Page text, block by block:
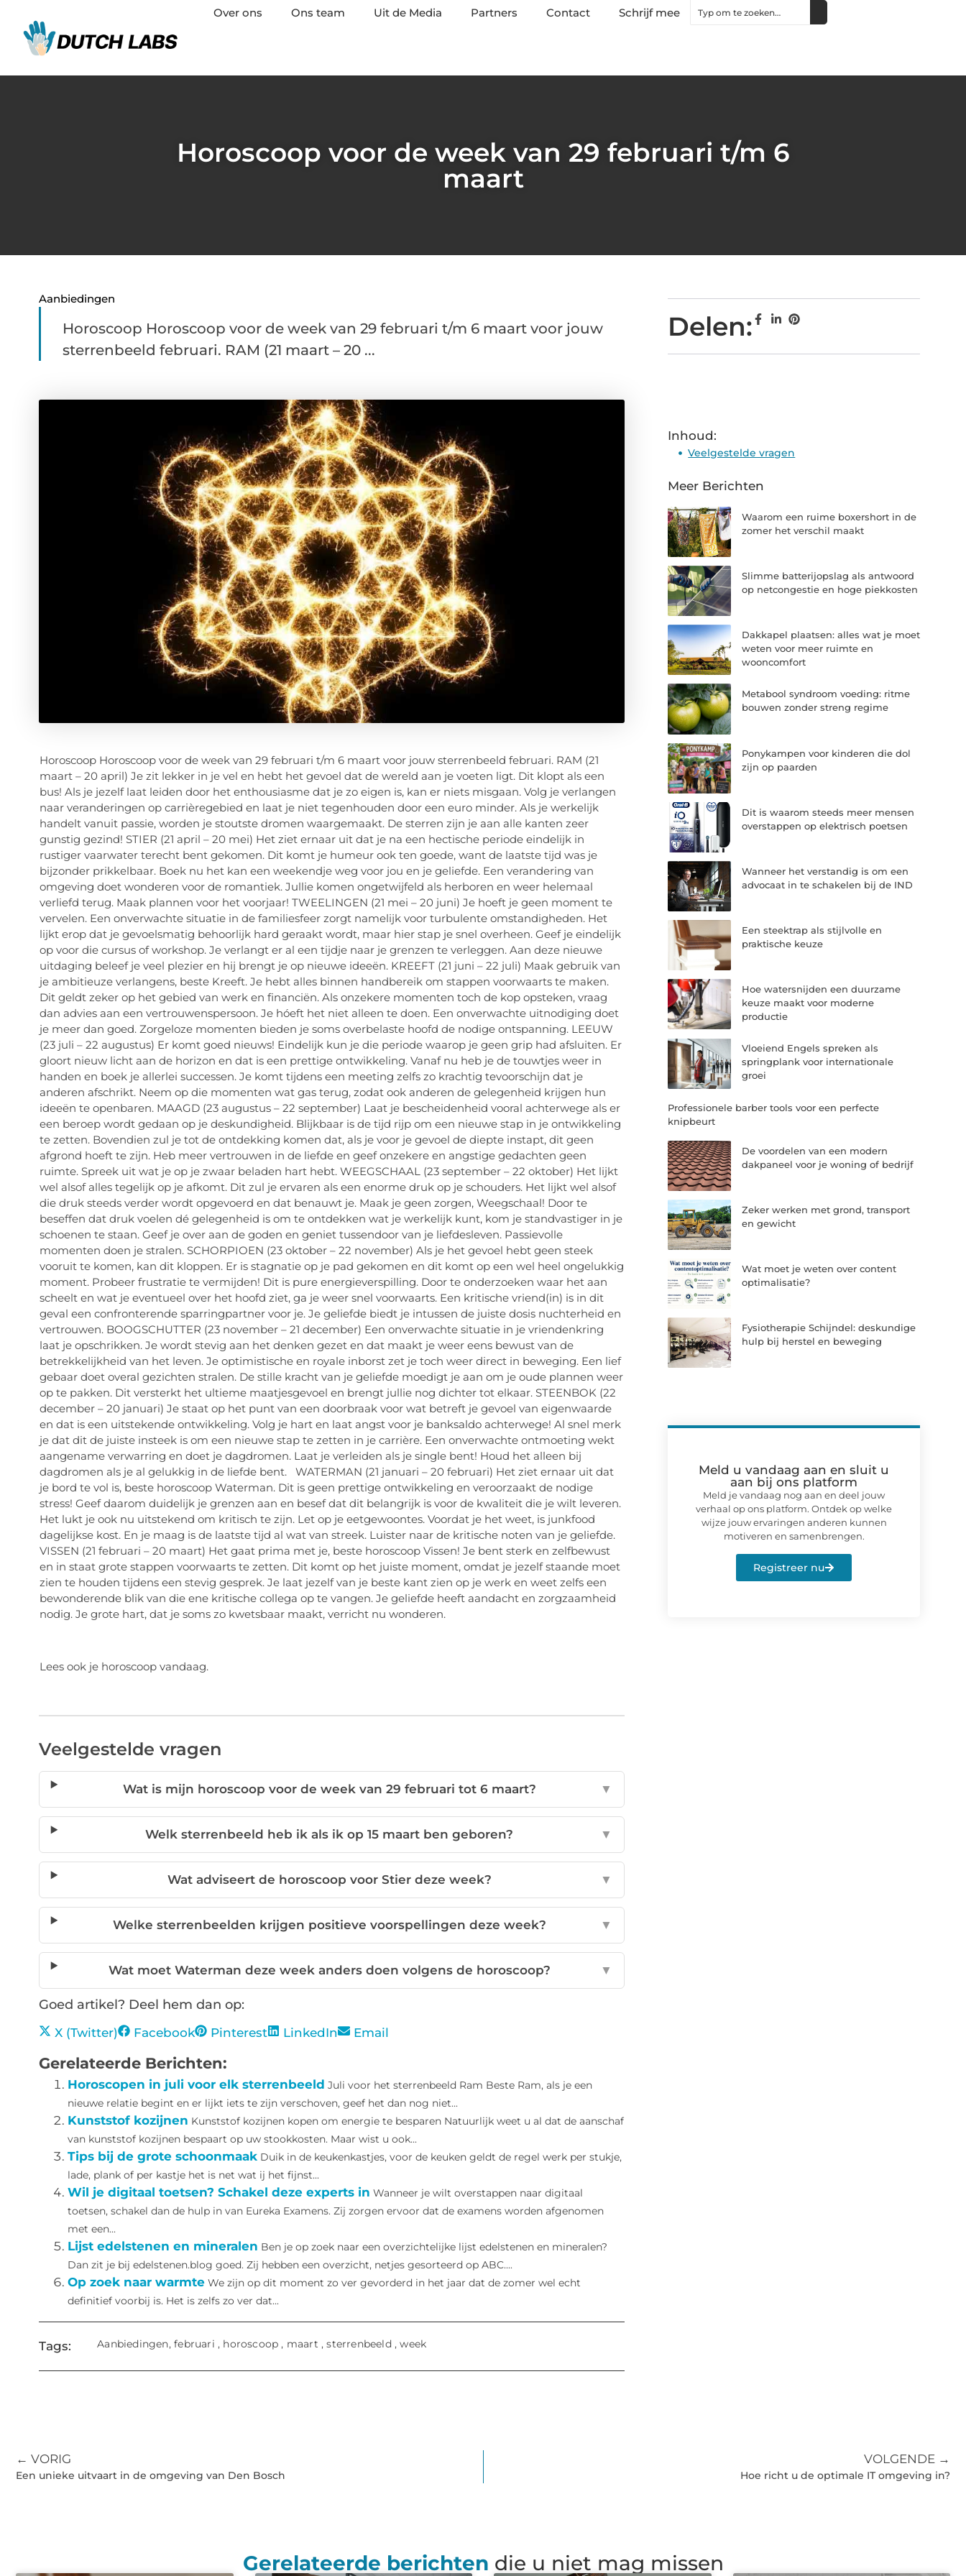
Over ons Ons team Uit de Media Partners Contact Schrijf mee
Horoscoop voor de week van 29 februari t/m 6
maart
Aanbiedingen
Horoscoop Horoscoop voor de week van 29 februari t/m 6 maart voor jouw
sterrenbeeld februari. RAM (21 maart – 20 ...
Horoscoop Horoscoop voor de week van 29 februari t/m 6 maart voor jouw sterrenbeeld februari. RAM (21
maart – 20 april) Je zit lekker in je vel en hebt het gevoel dat de wereld aan je voeten ligt. Dit klopt als een
bus! Als je jezelf laat leiden door het enthousiasme dat je zo eigen is, kan er niets misgaan. Volg je verlangen
naar veranderingen op carrièregebied en laat je niet tegenhouden door een euro minder. Als je werkelijk
handelt vanuit passie, worden je stoutste dromen waargemaakt. De sterren zijn je aan alle kanten zeer
gunstig gezind! STIER (21 april – 20 mei) Het ziet ernaar uit dat je na een hectische periode eindelijk in
rustiger vaarwater terecht bent gekomen. Dit komt je humeur ook ten goede, want de laatste tijd was je
bijzonder prikkelbaar. Boek nu het kan een weekendje weg voor jou en je geliefde. Een verandering van
omgeving doet wonderen voor de romantiek. Jullie komen ongetwijfeld als herboren en weer helemaal
verliefd terug. Maak plannen voor het voorjaar! TWEELINGEN (21 mei – 20 juni) Je hoeft je geen moment te
vervelen. Een onverwachte situatie in de familiesfeer zorgt namelijk voor turbulente omstandigheden. Het
lijkt erop dat je gevoelsmatig behoorlijk hard geraakt wordt, maar hier stap je snel overheen. Geef je eindelijk
op voor die cursus of workshop. Je verlangt er al een tijdje naar je grenzen te verleggen. Aan deze nieuwe
uitdaging beleef je veel plezier en hij brengt je op nieuwe ideeën. KREEFT (21 juni – 22 juli) Maak gebruik van
je ambitieuze verlangens, beste Kreeft. Je hebt alles binnen handbereik om stappen voorwaarts te maken.
Dit geldt zeker op het gebied van werk en financiën. Als onzekere momenten toch de kop opsteken, vraag
dan advies aan een vertrouwenspersoon. Je hóeft het niet alleen te doen. Een onverwachte uitnodiging doet
je meer dan goed. Zorgeloze momenten bieden je soms overbelaste hoofd de nodige ontspanning. LEEUW
(23 juli – 22 augustus) Er komt goed nieuws! Eindelijk kun je die periode waarop je geen grip had afsluiten. Er
gloort nieuw licht aan de horizon en dat is een prettige ontwikkeling. Vanaf nu heb je de touwtjes weer in
handen en boek je allerlei successen. Je komt tijdens een meeting zelfs zo krachtig tevoorschijn dat je
anderen afschrikt. Neem op die momenten wat gas terug, zodat ook anderen de gelegenheid krijgen hun
ideeën te openbaren. MAAGD (23 augustus – 22 september) Laat je bescheidenheid vooral achterwege als er
een beroep wordt gedaan op je deskundigheid. Blijkbaar is de tijd rijp om een nieuwe stap in je ontwikkeling
te zetten. Bovendien zul je tot de ontdekking komen dat, als je voor je gevoel de diepte instapt, dit geen
afgrond hoeft te zijn. Heb meer vertrouwen in de liefde en geef onzekere en angstige gedachten geen
ruimte. Spreek uit wat je op je zwaar beladen hart hebt. WEEGSCHAAL (23 september – 22 oktober) Het lijkt
wel alsof alles tegelijk op je afkomt. Dit zul je ervaren als een enorme druk op je schouders. Het lijkt wel alsof
die druk steeds verder wordt opgevoerd en dat benauwt je. Maak je geen zorgen, Weegschaal! Door te
beseffen dat druk voelen dé gelegenheid is om te ontdekken wat je werkelijk kunt, kom je standvastiger in je
schoenen te staan. Geef je over aan de goden en geniet tussendoor van je liefdesleven. Passievolle
momenten doen je stralen. SCHORPIOEN (23 oktober – 22 november) Als je het gevoel hebt geen steek
vooruit te komen, kan dit kloppen. Er is stagnatie op je pad gekomen en dit komt op een wel heel ongelukkig
moment. Probeer frustratie te vermijden! Dit is pure energieverspilling. Door te onderzoeken waar het aan
scheelt en wat je eventueel over het hoofd ziet, ga je weer snel voorwaarts. Een kritische vriend(in) is in dit
geval een confronterende sparringpartner voor je. Je geliefde biedt je intussen de juiste dosis nuchterheid en
vertrouwen. BOOGSCHUTTER (23 november – 21 december) Een onverwachte situatie in je vriendenkring
laat je opschrikken. Je wordt stevig aan het denken gezet en dat maakt je weer eens bewust van de
betrekkelijkheid van het leven. Je optimistische en royale inborst zet je toch weer direct in beweging. Een lief
gebaar doet overal gezichten stralen. De stille kracht van je geliefde moedigt je aan om je oude plannen weer
op te pakken. Dit versterkt het ultieme maatjesgevoel en brengt jullie nog dichter tot elkaar. STEENBOK (22
december – 20 januari) Je staat op het punt van een doorbraak voor wat betreft je gevoel van eigenwaarde
en dat is een uitstekende ontwikkeling. Volg je hart en laat angst voor je banksaldo achterwege! Al snel merk
je dat dit de juiste insteek is om een nieuwe stap te zetten in je carrière. Een onverwachte ontmoeting wekt
aangename verwarring en doet je dagdromen. Laat je verleiden als je single bent! Houd het alleen bij
dagdromen als je al gelukkig in de liefde bent. WATERMAN (21 januari – 20 februari) Het ziet ernaar uit dat
je bord te vol is, beste horoscoop Waterman. Dit is geen prettige ontwikkeling en veroorzaakt de nodige
stress! Geef daarom duidelijk je grenzen aan en besef dat dit belangrijk is voor de kwaliteit die je wilt leveren.
Het lukt je ook nu uitstekend om kritisch te zijn. Let op je eetgewoontes. Voordat je het weet, is junkfood
dagelijkse kost. En je maag is de laatste tijd al wat van streek. Luister naar de kritische noten van je geliefde.
VISSEN (21 februari – 20 maart) Het gaat prima met je, beste horoscoop Vissen! Je bent sterk en zelfbewust
en in staat grote stappen voorwaarts te zetten. Dit komt op het juiste moment, omdat je jezelf staande moet
zien te houden tijdens een stevig gesprek. Je laat jezelf van je beste kant zien op je werk en weet zelfs een
bewonderende blik van die ene kritische collega op te vangen. Je geliefde heeft aandacht en zorgzaamheid
nodig. Je grote hart, dat je soms zo kwetsbaar maakt, verricht nu wonderen.
Lees ook je horoscoop vandaag.
Veelgestelde vragen
Wat is mijn horoscoop voor de week van 29 februari tot 6 maart? ▼
Welk sterrenbeeld heb ik als ik op 15 maart ben geboren? ▼
Wat adviseert de horoscoop voor Stier deze week? ▼
Welke sterrenbeelden krijgen positieve voorspellingen deze week? ▼
Wat moet Waterman deze week anders doen volgens de horoscoop? ▼
Goed artikel? Deel hem dan op:
X (Twitter) Facebook Pinterest LinkedIn Email
Gerelateerde Berichten:
Horoscopen in juli voor elk sterrenbeeld Juli voor het sterrenbeeld Ram Beste Ram, als je een
nieuwe relatie begint en er lijkt iets te zijn verschoven, geef het dan nog niet...
Kunststof kozijnen Kunststof kozijnen kopen om energie te besparen Natuurlijk weet u al dat de aanschaf
van kunststof kozijnen bespaart op uw stookkosten. Maar wist u ook...
Tips bij de grote schoonmaak Duik in de keukenkastjes, voor de keuken geldt de regel werk per stukje,
lade, plank of per kastje het is net wat ij het fijnst...
Wil je digitaal toetsen? Schakel deze experts in Wanneer je wilt overstappen naar digitaal
toetsen, schakel dan de hulp in van Eureka Examens. Zij zorgen ervoor dat de examens worden afgenomen
met een...
Lijst edelstenen en mineralen Ben je op zoek naar een overzichtelijke lijst edelstenen en mineralen?
Dan zit je bij edelstenen.blog goed. Zij hebben een overzicht, netjes gesorteerd op ABC....
Op zoek naar warmte We zijn op dit moment zo ver gevorderd in het jaar dat de zomer wel echt
definitief voorbij is. Het is zelfs zo ver dat...
Tags: Aanbiedingen,februari , horoscoop , maart ,sterrenbeeld ,week
Delen:
Inhoud:
Veelgestelde vragen
Meer Berichten
Waarom een ruime boxershort in de
zomer het verschil maakt
Slimme batterijopslag als antwoord
op netcongestie en hoge piekkosten
Dakkapel plaatsen: alles wat je moet
weten voor meer ruimte en
wooncomfort
Metabool syndroom voeding: ritme
bouwen zonder streng regime
Ponykampen voor kinderen die dol
zijn op paarden
Dit is waarom steeds meer mensen
overstappen op elektrisch poetsen
Wanneer het verstandig is om een
advocaat in te schakelen bij de IND
Een steektrap als stijlvolle en
praktische keuze
Hoe watersnijden een duurzame
keuze maakt voor moderne
productie
Vloeiend Engels spreken als
springplank voor internationale
groei
Professionele barber tools voor een perfecte
knipbeurt
De voordelen van een modern
dakpaneel voor je woning of bedrijf
Zeker werken met grond, transport
en gewicht
Wat moet je weten over content
optimalisatie?
Fysiotherapie Schijndel: deskundige
hulp bij herstel en beweging
Meld u vandaag aan en sluit u
aan bij ons platform
Meld je vandaag nog aan en deel jouw
verhaal op ons platform. Ontdek op welke
wijze jouw ervaringen anderen kunnen
motiveren en samenbrengen.
Registreer nu
← VORIG
Een unieke uitvaart in de omgeving van Den Bosch
VOLGENDE →
Hoe richt u de optimale IT omgeving in?
Gerelateerde berichten die u niet mag missen